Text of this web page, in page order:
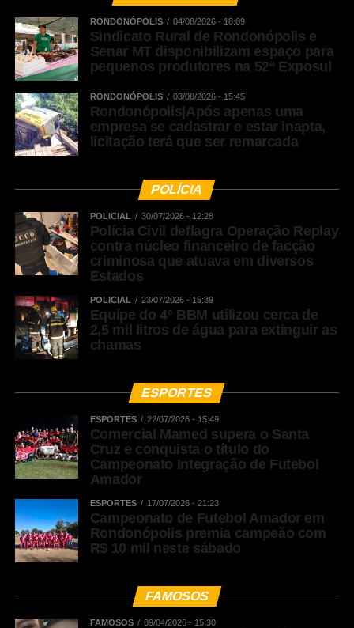
pelo 66 99690-1823.
Fonte:Prefeitura de Sorriso – MT
WhatsApp
Facebook
Twitter
Share
RONDONÓPOLIS 04/08/2026 - 18:09
Sindicato Rural de Rondonópolis e
Senar MT disponibilizam espaço para
pequenos produtores na 52ª Exposul
RONDONÓPOLIS 03/08/2026 - 15:45
Rondonópolis|Após apenas uma
empresa se cadastrar e estar inapta,
licitação terá que ser remarcada
POLÍCIA
POLICIAL 30/07/2026 - 12:28
Polícia Civil deflagra Operação Replay
contra núcleo financeiro de facção
criminosa que atuava em diversos
Estados
POLICIAL 23/07/2026 - 15:39
Equipe do 4º BBM utilizou cerca de
2,5 mil litros de água para extinguir as
chamas
ESPORTES
ESPORTES 22/07/2026 - 15:49
Comercial Mamed supera o Santa
Cruz e conquista o título do
Campeonato Integração de Futebol
Amador
ESPORTES 17/07/2026 - 21:23
Campeonato de Futebol Amador em
Rondonópolis premia campeão com
R$ 10 mil neste sábado
FAMOSOS
FAMOSOS 09/04/2026 - 15:30